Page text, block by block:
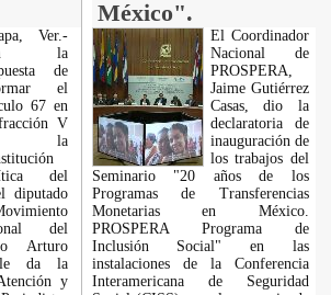
México".
Ver.-
la
de
el
67 en
V
la
del
diputado
del
Arturo
le da la
y
El Coordinador
Nacional de
PROSPERA,
Jaime Gutiérrez
Casas, dio la
declaratoria de
inauguración de
los trabajos del
Seminario "20 años de los
Programas de Transferencias
Monetarias en México.
PROSPERA Programa de
Inclusión Social" en las
instalaciones de la Conferencia
Interamericana de Seguridad